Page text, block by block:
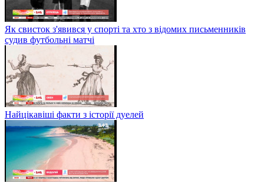
Як свисток з'явився у спорті та хто з відомих письменників
судив футбольні матчі
Найцікавіші факти з історії дуелей